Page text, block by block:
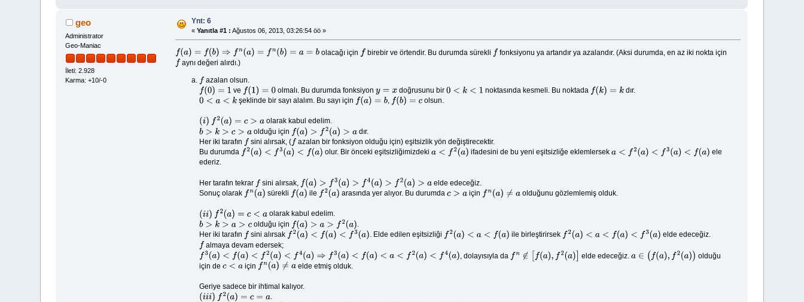
geo
Administrator
Geo-Maniac
İleti: 2.928
Karma: +10/-0
Ynt: 6
«Yanıtla #1 : Ağustos 06, 2013, 03:26:54 öö »
f(a)=f b)⇒fn(a =fn (b )=a=b olacağı için f birebir ve örtendir. Bu durumda sürekli f fonksiyonu ya artandır ya azalandır. (Aksi durumda, en az iki nokta için
f aynı değeri alırdı.)
f azalan olsun.
f(0)=1 ve f(1 )=0 olmalı. Bu durumda fonksiyony=x doğrusunu bir 0<k< 1 noktasında kesmeli. Bu noktada f(k )=k
dır.
0<a< k şeklinde bir sayı alalım. Bu sayı için f(a)=b , f(b)=c olsun.
(i) f2(a)=c >a
olarak kabul edelim.
b>k> c>a olduğu için f(a)>f 2(a )>a
dır.
Her iki tarafın f sini alırsak, (f azalan bir fonksiyon olduğu için) eşitsizlik yön değiştirecektir.
Bu durumda f2(a)<f 3(a )<f(a) olur. Bir önceki eşitsizliğimizdekia<f2 a) ifadesini de bu yeni eşitsizliğe eklemlerseka<f2 (a)<f3(a )< (a)
ele
ederiz.
Her tarafın tekrar f sini alırsak, f(a)>f 3(a )>f4(a) >f2 (a )>a
elde edeceğiz.
Sonuç olarak fn(a) sürekli f(a) ile f2(a) arasında yer alıyor. Bu durumda c>a için fn(a )≠a olduğunu gözlemlemiş olduk.
(ii) f2(a)=c <a
olarak kabul edelim.
b>k> a>c olduğu için f(a)>a >f 2(a)
.
Her iki tarafın f sini alırsak f2(a )<f a) <f3(a) . Elde edilen eşitsizliği f2(a)<a <f( a) ile birleştirirsek f2(a)<a <f( a) <f3 (a)
elde edeceğiz.
f almaya devam edersek;
f3(a )<f a)<f2(a)<f4 a)⇒f3( a)< f(a)<a< f2(a )<f4(a) , dolayısıyla da fn∉ [f( ,f2(a)] elde edeceğiz.a∈( (a),f2(a) )
olduğu
için de c<a için fn(a )≠a elde etmiş olduk.
Geriye sadece bir ihtimal kalıyor.
(iii) f2(a)=c =a
.